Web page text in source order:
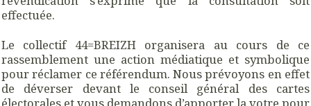
effectuée.
Le collectif 44=BREIZH organisera au cours de ce
rassemblement une action médiatique et symbolique
pour réclamer ce référendum. Nous prévoyons en effet
de déverser devant le conseil général des cartes